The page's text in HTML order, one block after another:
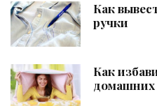
Как
ручки
Как
домашних